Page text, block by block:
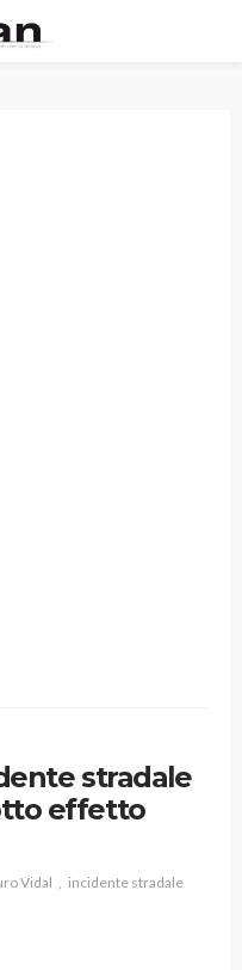
stradale
effetto
Vidal incidente stradale